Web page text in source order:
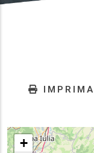
+